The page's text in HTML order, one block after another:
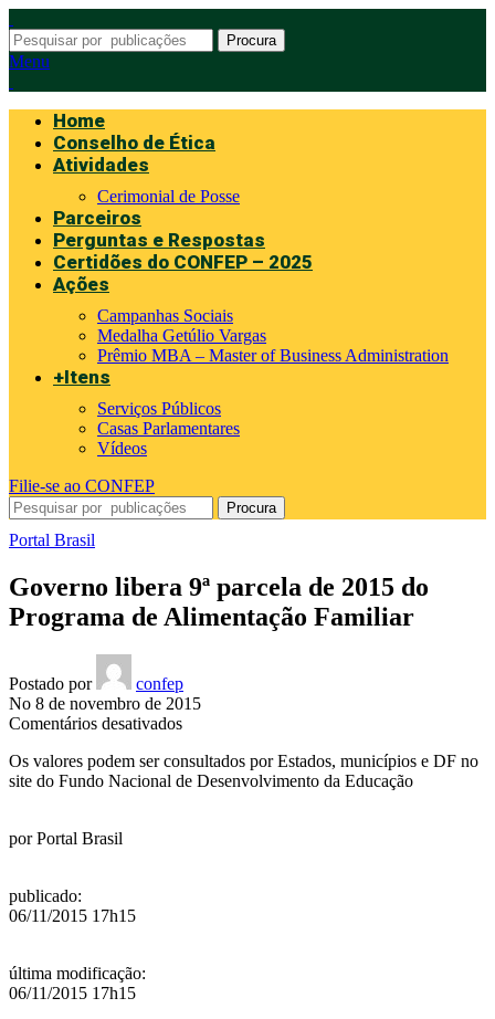
Procura
Menu
Home
Conselho de Ética
Atividades
Cerimonial de Posse
Parceiros
Perguntas e Respostas
Certidões do CONFEP – 2025
Ações
Campanhas Sociais
Medalha Getúlio Vargas
Prêmio MBA – Master of Business Administration
+Itens
Serviços Públicos
Casas Parlamentares
Vídeos
Filie-se ao CONFEP
Procura
Portal Brasil
Governo libera 9ª parcela de 2015 do
Programa de Alimentação Familiar
Postado por
confep
No 8 de novembro de 2015
Comentários desativadosem
libera
9ª
Os valores podem ser consultados por Estados, municípios e DF no
site do Fundo Nacional de Desenvolvimento da Educação
porPortal Brasil
publicado:
06/11/2015 17h15
última modificação:
06/11/2015 17h15